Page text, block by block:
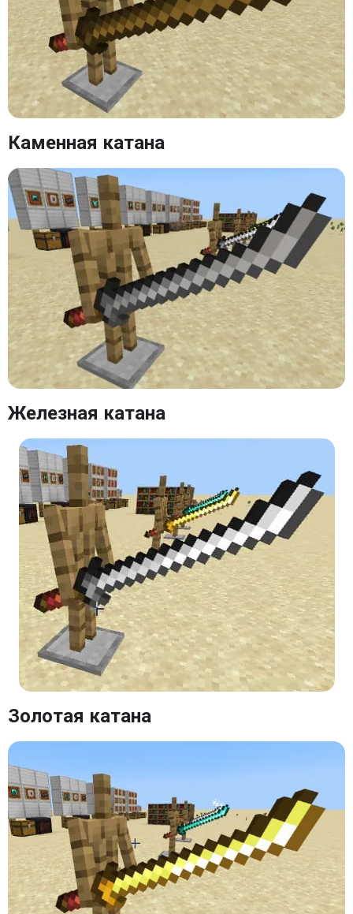
Каменная катана
Железная катана
Золотая катана